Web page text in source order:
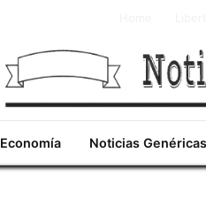
Economía Noticias Genéricas